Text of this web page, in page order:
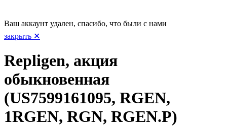
Ваш аккаунт удален, спасибо, что были с нами
закрыть ✕
Repligen, акция
обыкновенная
(US7599161095, RGEN,
1RGEN, RGN, RGEN.P)